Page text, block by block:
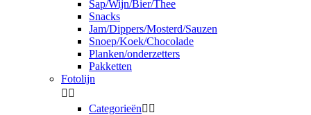
Sap/Wijn/Bier/Thee
Snacks
Jam/Dippers/Mosterd/Sauzen
Snoep/Koek/Chocolade
Planken/onderzetters
Pakketten
Fotolijn
 
Categorieën 